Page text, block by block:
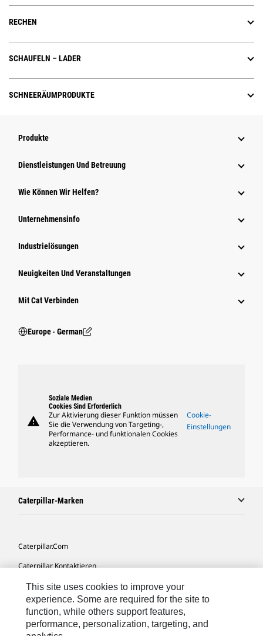
RECHEN
SCHAUFELN – LADER
SCHNEERÄUMPRODUKTE
Produkte
Dienstleistungen Und Betreuung
Wie Können Wir Helfen?
Unternehmensinfo
Industrielösungen
Neuigkeiten Und Veranstaltungen
Mit Cat Verbinden
Europe ‧ German
warning
Soziale Medien
Cookies Sind Erforderlich
Zur Aktivierung dieser Funktion müssen
Sie die Verwendung von Targeting-,
Performance- und funktionalen Cookies
akzeptieren.
Cookie-
Einstellungen
Caterpillar-Marken
Caterpillar.com
Caterpillar Kontaktieren
Meine Marketing-Präferenzen
Seitenübersicht
Cookie Settings
This site uses cookies to improve your
experience. Some are required for the site to
function, while others support features,
performance, personalization, targeting, and